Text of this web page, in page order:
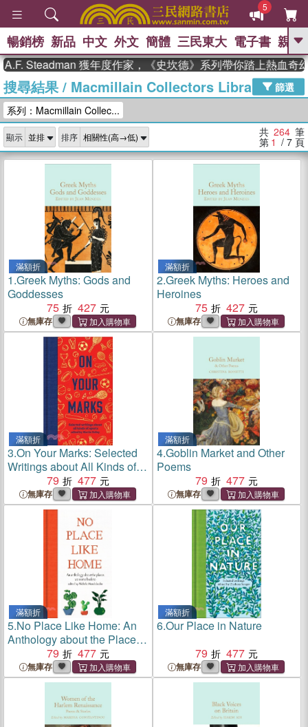
5
GO
熱搜： 東野圭吾 、 高希均教授回憶錄
、 The Odyssey 、 父親節 、 花開錦
李登輝時代 、 數學女孩：黎曼猜想
、
如果歷史是一
群喵 、 臺灣漫遊錄
暢銷榜 新品 中文 外文 簡體 三民東大 電子書 親子
獲年度作家，《史坎德》系列帶你踏上熱血奇幻旅程
搜尋結果/ Macmillain Collectors Library
篩選
系列：Macmillain Collec...
顯示 排序 共 264 筆
第 1 / 7 頁
滿額折
1.Greek Myths: Gods and
Goddesses
75
427
無庫存
滿額折
2.Greek Myths: Heroes and
Heroines
75
427
無庫存
滿額折
3.On Your Marks: Selected
Writings about All Kinds of
79 477
無庫存
滿額折
4.Goblin Market and Other
Poems
79
477
無庫存
滿額折
5.No Place Like Home: An
Anthology about the Places
We Come Back to
79 477
無庫存
滿額折
6.Our Place in Nature
79
477
無庫存